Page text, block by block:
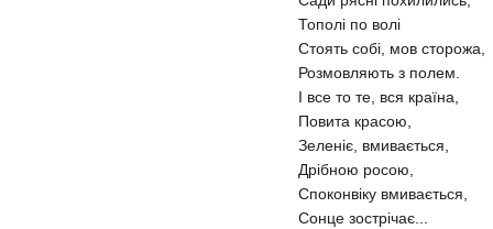
Тополі по волі
Стоять собі, мов сторожа,
Розмовляють з полем.
І все то те, вся країна,
Повита красою,
Зеленіє, вмивається,
Дрібною росою,
Споконвіку вмивається,
Сонце зострічає...